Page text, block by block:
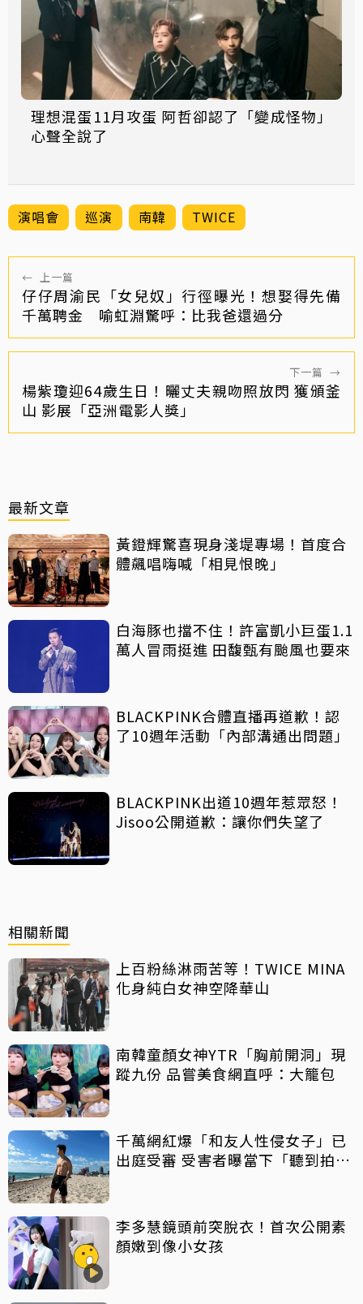
理想混蛋11月攻蛋 阿哲卻認了「變成怪物」
心聲全說了
演唱會 巡演 南韓 TWICE
← 上一篇
仔仔周渝民「女兒奴」行徑曝光！想娶得先備
千萬聘金 喻虹淵驚呼：比我爸還過分
下一篇 →
楊紫瓊迎64歲生日！曬丈夫親吻照放閃 獲頒釜
山 影展「亞洲電影人獎」
最新文章
黃鐙輝驚喜現身淺堤專場！首度合
體飆唱嗨喊「相見恨晚」
白海豚也擋不住！許富凱小巨蛋1.1
萬人冒雨挺進 田馥甄有颱風也要來
BLACKPINK合體直播再道歉！認
了10週年活動「內部溝通出問題」
BLACKPINK出道10週年惹眾怒！
Jisoo公開道歉：讓你們失望了
相關新聞
上百粉絲淋雨苦等！TWICE MINA
化身純白女神空降華山
南韓童顏女神YTR「胸前開洞」現
蹤九份 品嘗美食網直呼：大籠包
千萬網紅爆「和友人性侵女子」已
出庭受審 受害者曝當下「聽到拍片
李多慧鏡頭前突脫衣！首次公開素
顏嫩到像小女孩